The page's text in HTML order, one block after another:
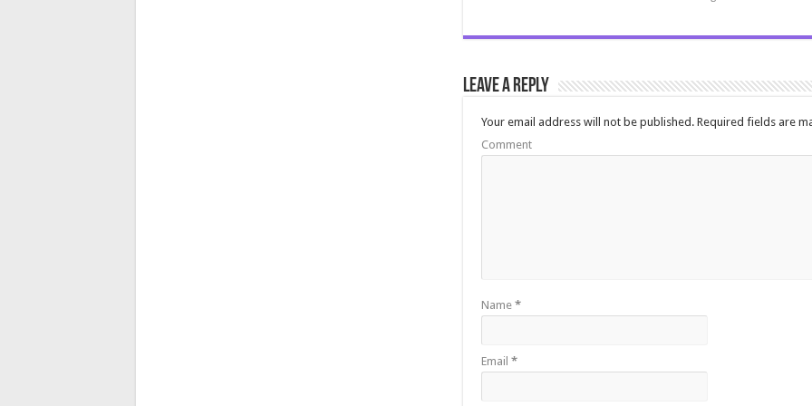
Leave a Reply
Your email address will not be published.Required fields are
Comment
Name *
Email *